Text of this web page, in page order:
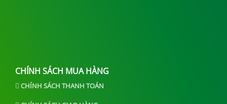
CHÍNH SÁCH MUA HÀNG
CHÍNH SÁCH THANH TOÁN